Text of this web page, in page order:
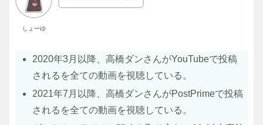
しょーゆ
2020年3月以降、高橋ダンさんがYouTubeで投稿
されるを全ての動画を視聴している。
2021年7月以降、高橋ダンさんがPostPrimeで投稿
されるを全ての動画を視聴している。